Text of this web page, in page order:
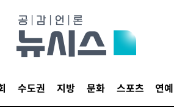
수도권 지방 문화 스포츠 연예